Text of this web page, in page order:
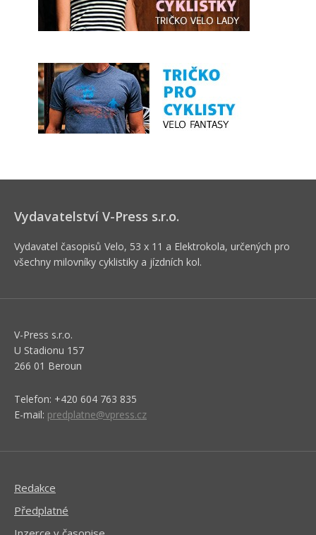
Vydavatelství V-Press s.r.o.
Vydavatel časopisů Velo, 53 x 11 a Elektrokola, určených pro
všechny milovníky cyklistiky a jízdních kol.
V-Press s.r.o.
U Stadionu 157
266 01 Beroun
Telefon: +420 604 763 835
E-mail: predplatne@vpress.cz
Redakce
Předplatné